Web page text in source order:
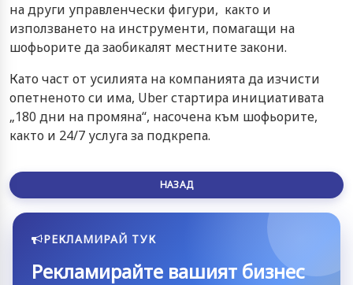
на други управленчески фигури, както и
използването на инструменти, помагащи на
шофьорите да заобикалят местните закони.
Като част от усилията на компанията да изчисти
опетненото си има, Uber стартира инициативата
„180 дни на промяна“, насочена към шофьорите,
както и 24/7 услуга за подкрепа.
НАЗАД
РЕКЛАМИРАЙ ТУК
Рекламирайте вашият бизнес